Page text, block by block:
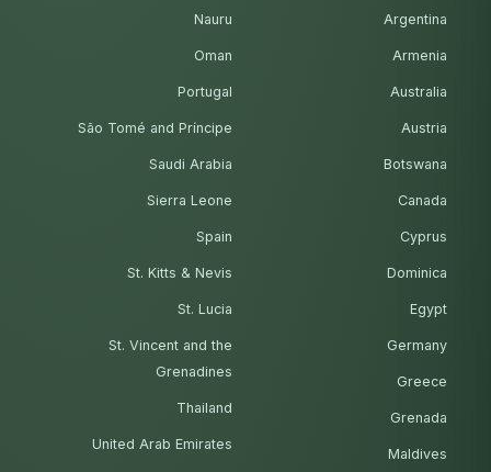
Argentina
Armenia
Australia
Austria
Botswana
Canada
Cyprus
Dominica
Egypt
Germany
Greece
Grenada
Maldives
Nauru
Oman
Portugal
São Tomé and Príncipe
Saudi Arabia
Sierra Leone
Spain
St. Kitts & Nevis
St. Lucia
St. Vincent and the
Grenadines
Thailand
United Arab Emirates